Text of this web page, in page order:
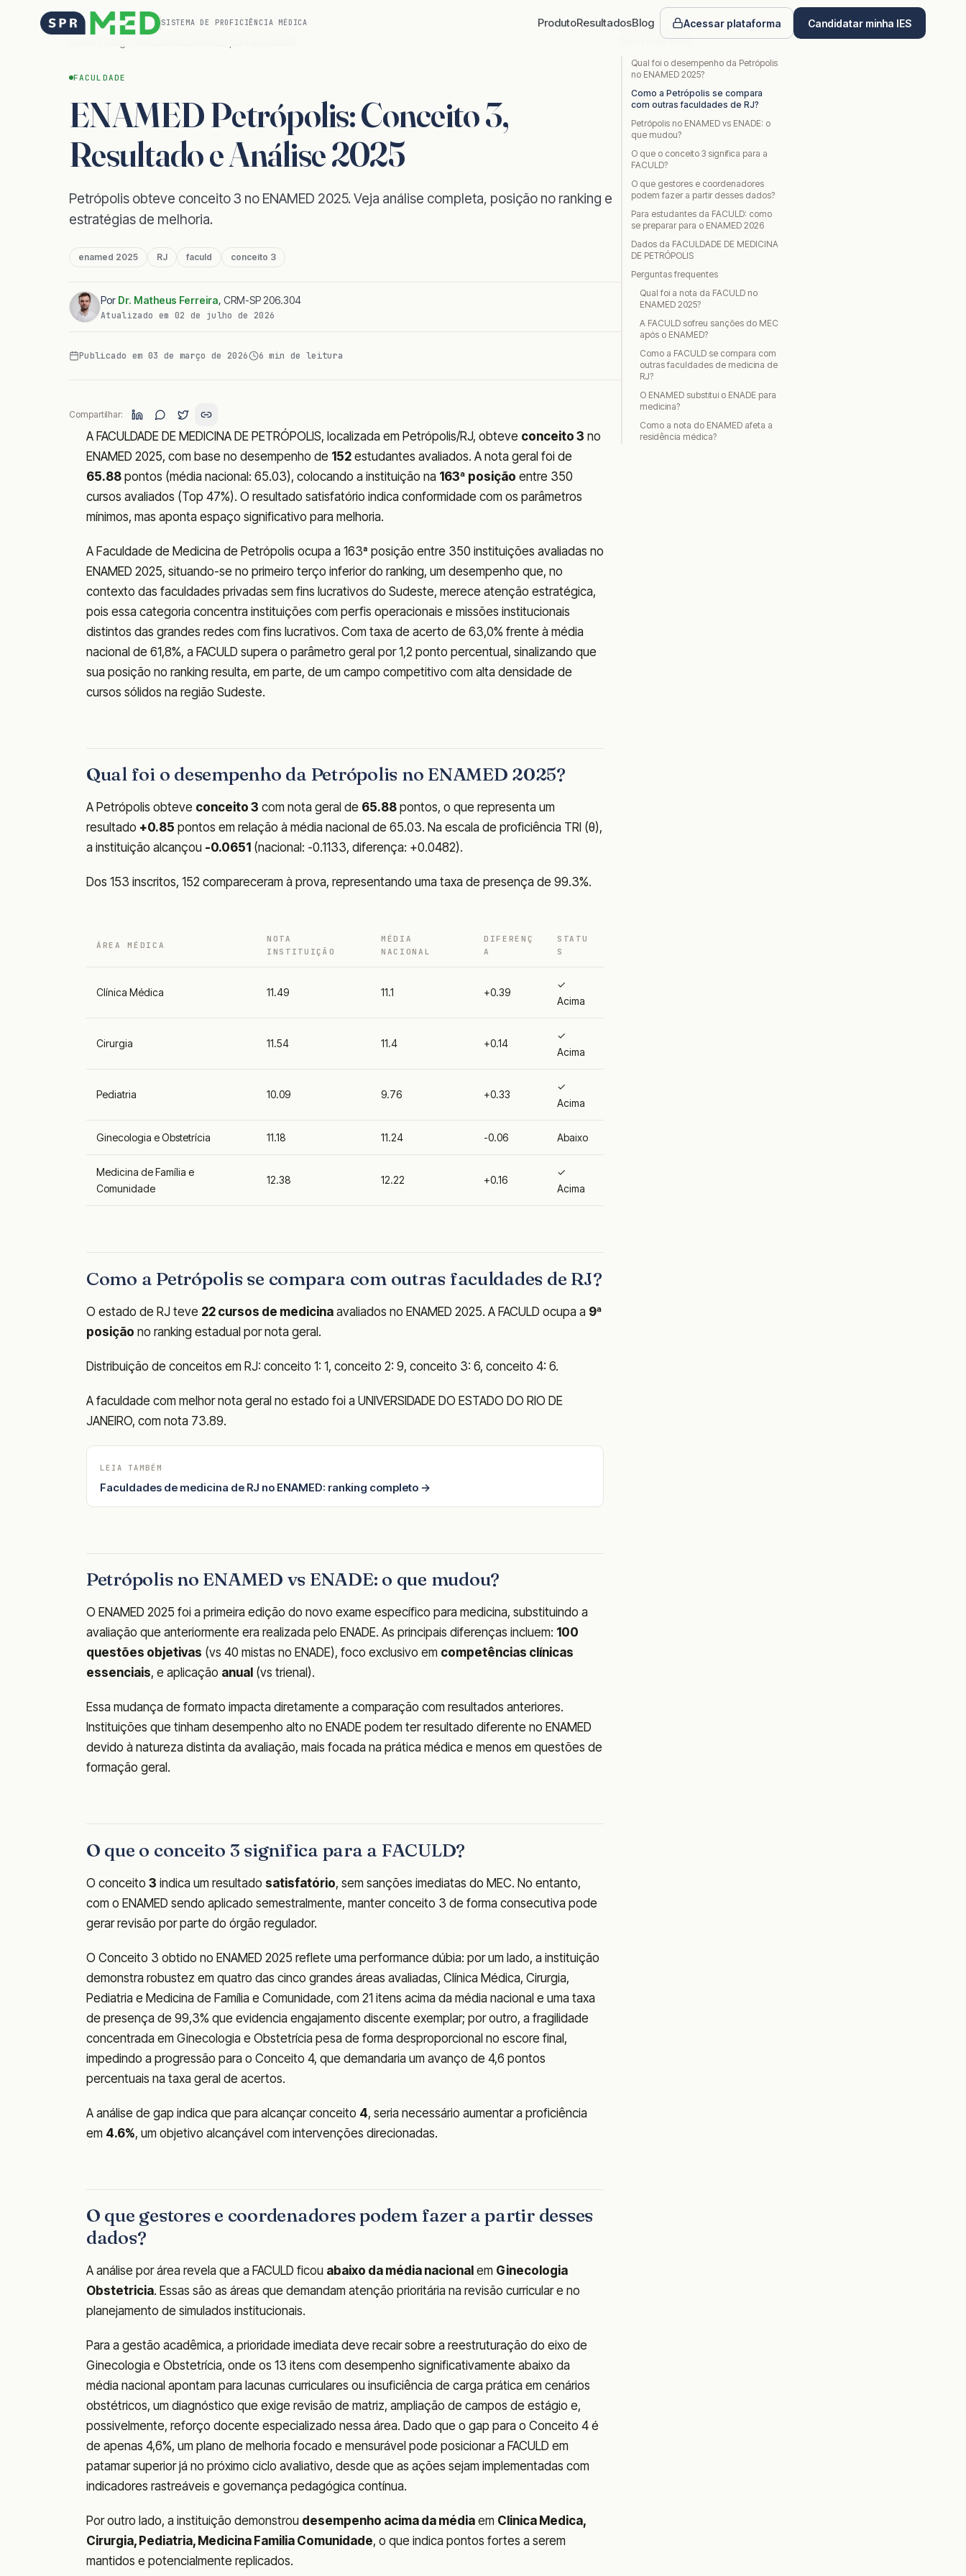
SISTEMA DE PROFICIÊNCIA MÉDICA ProdutoResultadosBlog Acessar plataforma
Candidatar minha IES
FACULDADE
ENAMED Petrópolis: Conceito 3,
Resultado e Análise 2025
Petrópolis obteve conceito 3 no ENAMED 2025. Veja análise completa, posição no ranking e
estratégias de melhoria.
enamed 2025 RJ faculd conceito 3
Por Dr. Matheus Ferreira, CRM-SP 206.304
Atualizado em 02 de julho de 2026
Publicado em 03 de março de 2026 6 min de leitura
Compartilhar:
A FACULDADE DE MEDICINA DE PETRÓPOLIS, localizada em Petrópolis/RJ, obteve conceito 3 no
ENAMED 2025, com base no desempenho de 152 estudantes avaliados. A nota geral foi de
65.88 pontos (média nacional: 65.03), colocando a instituição na 163ª posição entre 350
cursos avaliados (Top 47%). O resultado satisfatório indica conformidade com os parâmetros
mínimos, mas aponta espaço significativo para melhoria.
A Faculdade de Medicina de Petrópolis ocupa a 163ª posição entre 350 instituições avaliadas no
ENAMED 2025, situando-se no primeiro terço inferior do ranking, um desempenho que, no
contexto das faculdades privadas sem fins lucrativos do Sudeste, merece atenção estratégica,
pois essa categoria concentra instituições com perfis operacionais e missões institucionais
distintos das grandes redes com fins lucrativos. Com taxa de acerto de 63,0% frente à média
nacional de 61,8%, a FACULD supera o parâmetro geral por 1,2 ponto percentual, sinalizando que
sua posição no ranking resulta, em parte, de um campo competitivo com alta densidade de
cursos sólidos na região Sudeste.
Qual foi o desempenho da Petrópolis no ENAMED 2025?
A Petrópolis obteve conceito 3 com nota geral de 65.88 pontos, o que representa um
resultado +0.85 pontos em relação à média nacional de 65.03. Na escala de proficiência TRI (θ),
a instituição alcançou -0.0651 (nacional: -0.1133, diferença: +0.0482).
Dos 153 inscritos, 152 compareceram à prova, representando uma taxa de presença de 99.3%.
ÁREA MÉDICA
NOTA
INSTITUIÇÃO
MÉDIA
NACIONAL
DIFERENÇ
A
STATU
S
Clínica Médica 11.49 11.1 +0.39
✓
Acima
Cirurgia 11.54 11.4 +0.14
✓
Acima
Pediatria 10.09 9.76 +0.33
✓
Acima
Ginecologia e Obstetrícia 11.18 11.24 -0.06 Abaixo
Medicina de Família e
Comunidade
12.38 12.22 +0.16
✓
Acima
Como a Petrópolis se compara com outras faculdades de RJ?
O estado de RJ teve 22 cursos de medicina avaliados no ENAMED 2025. A FACULD ocupa a 9ª
posição no ranking estadual por nota geral.
Distribuição de conceitos em RJ: conceito 1: 1, conceito 2: 9, conceito 3: 6, conceito 4: 6.
A faculdade com melhor nota geral no estado foi a UNIVERSIDADE DO ESTADO DO RIO DE
JANEIRO, com nota 73.89.
LEIA TAMBÉM
Faculdades de medicina de RJ no ENAMED: ranking completo →
Petrópolis no ENAMED vs ENADE: o que mudou?
O ENAMED 2025 foi a primeira edição do novo exame específico para medicina, substituindo a
avaliação que anteriormente era realizada pelo ENADE. As principais diferenças incluem: 100
questões objetivas (vs 40 mistas no ENADE), foco exclusivo em competências clínicas
essenciais, e aplicação anual (vs trienal).
Essa mudança de formato impacta diretamente a comparação com resultados anteriores.
Instituições que tinham desempenho alto no ENADE podem ter resultado diferente no ENAMED
devido à natureza distinta da avaliação, mais focada na prática médica e menos em questões de
formação geral.
O que o conceito 3 significa para a FACULD?
O conceito 3 indica um resultado satisfatório, sem sanções imediatas do MEC. No entanto,
com o ENAMED sendo aplicado semestralmente, manter conceito 3 de forma consecutiva pode
gerar revisão por parte do órgão regulador.
O Conceito 3 obtido no ENAMED 2025 reflete uma performance dúbia: por um lado, a instituição
demonstra robustez em quatro das cinco grandes áreas avaliadas, Clínica Médica, Cirurgia,
Pediatria e Medicina de Família e Comunidade, com 21 itens acima da média nacional e uma taxa
de presença de 99,3% que evidencia engajamento discente exemplar; por outro, a fragilidade
concentrada em Ginecologia e Obstetrícia pesa de forma desproporcional no escore final,
impedindo a progressão para o Conceito 4, que demandaria um avanço de 4,6 pontos
percentuais na taxa geral de acertos.
A análise de gap indica que para alcançar conceito 4, seria necessário aumentar a proficiência
em 4.6%, um objetivo alcançável com intervenções direcionadas.
O que gestores e coordenadores podem fazer a partir desses
dados?
A análise por área revela que a FACULD ficou abaixo da média nacional em Ginecologia
Obstetricia. Essas são as áreas que demandam atenção prioritária na revisão curricular e no
planejamento de simulados institucionais.
Para a gestão acadêmica, a prioridade imediata deve recair sobre a reestruturação do eixo de
Ginecologia e Obstetrícia, onde os 13 itens com desempenho significativamente abaixo da
média nacional apontam para lacunas curriculares ou insuficiência de carga prática em cenários
obstétricos, um diagnóstico que exige revisão de matriz, ampliação de campos de estágio e,
possivelmente, reforço docente especializado nessa área. Dado que o gap para o Conceito 4 é
de apenas 4,6%, um plano de melhoria focado e mensurável pode posicionar a FACULD em
patamar superior já no próximo ciclo avaliativo, desde que as ações sejam implementadas com
indicadores rastreáveis e governança pedagógica contínua.
Por outro lado, a instituição demonstrou desempenho acima da média em Clinica Medica,
Cirurgia, Pediatria, Medicina Familia Comunidade, o que indica pontos fortes a serem
mantidos e potencialmente replicados.
NESTE ARTIGO
Qual foi o desempenho da Petrópolis
no ENAMED 2025?
Como a Petrópolis se compara
com outras faculdades de RJ?
Petrópolis no ENAMED vs ENADE: o
que mudou?
O que o conceito 3 significa para a
FACULD?
O que gestores e coordenadores
podem fazer a partir desses dados?
Para estudantes da FACULD: como
se preparar para o ENAMED 2026
Dados da FACULDADE DE MEDICINA
DE PETRÓPOLIS
Perguntas frequentes
Qual foi a nota da FACULD no
ENAMED 2025?
A FACULD sofreu sanções do MEC
após o ENAMED?
Como a FACULD se compara com
outras faculdades de medicina de
RJ?
O ENAMED substitui o ENADE para
medicina?
Como a nota do ENAMED afeta a
residência médica?